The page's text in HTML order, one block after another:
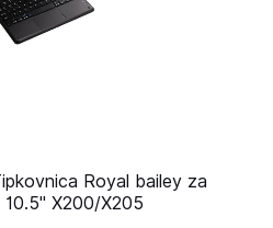
Royal bailey za
X200/X205